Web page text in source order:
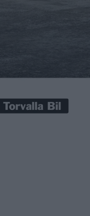
nu får vi veta det
SE ALL4. Det
av både MINI
kommer med